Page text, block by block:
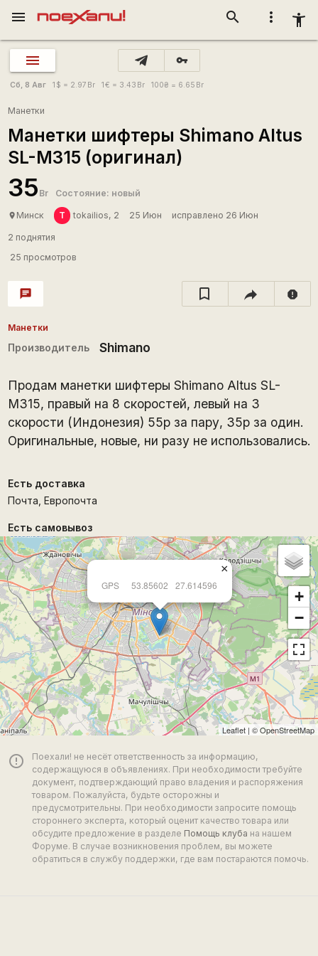
more_vert accessibility_new
search
menu
vpn_key
Сб, 8 Авг 1 $ = 2.97 Br 1€ = 3.43 Br 100₴ = 6.65 Br
Манетки
Манетки шифтеры Shimano Altus
SL-M315 (оригинал)
35 Br Состояние: новый
place Минск T tokailios, 2 25 Июн исправлено 26 Июн
2 поднятия
25 просмотров
chat report
Манетки
Производитель Shimano
Продам манетки шифтеры Shimano Altus SL-
M315, правый на 8 скоростей, левый на 3
скорости (Индонезия) 55р за пару, 35р за один.
Оригинальные, новые, ни разу не использовались.
Есть доставка
Почта, Европочта
Есть самовывоз
GPS 53.85602 27.614596
×
+
−
Leaflet | ©OpenStreetMap
error_outline
Поехали! не несёт ответственность за информацию,
содержащуюся в объявлениях. При необходимости требуйте
документ, подтверждающий право владения и распоряжения
товаром. Пожалуйста, будьте осторожны и
предусмотрительны. При необходимости запросите помощь
стороннего эксперта, который оценит качество товара или
обсудите предложение в разделе Помощь клуба на нашем
Форуме. В случае возникновения проблем, вы можете
обратиться в службу поддержки, где вам постараются помочь.